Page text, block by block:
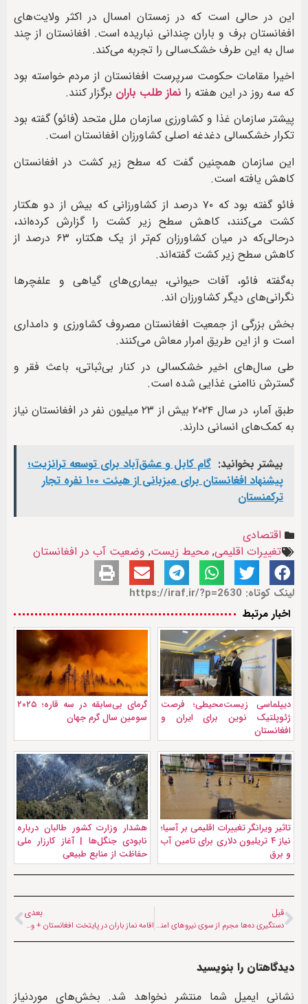
این در حالی است که در زمستان امسال در اکثر ولایت‌های
افغانستان برف و باران چندانی نباریده است. افغانستان از چند
سال به این طرف خشک‌سالی را تجربه می‌کند.
اخیرا مقامات حکومت سرپرست افغانستان از مردم خواسته بود
که سه روز در این هفته را نماز طلب‌ باران برگزار کنند.
پیشتر سازمان غذا و کشاورزی سازمان ملل متحد (فائو) گفته بود
تکرار خشکسالی دغدغه‌ اصلی کشاورزان افغانستان است.
این سازمان همچنین گفت که سطح زیر کشت در افغانستان
کاهش یافته است.
فائو گفته بود که ۷۰ درصد از کشاورزانی که بیش از دو هکتار
کشت می‌کنند، کاهش سطح زیر کشت را گزارش کرده‌اند،
درحالی‌که در میان کشاورزان کم‌تر از یک هکتار، ۶۳ درصد از
کاهش سطح زیر کشت گفته‌اند.
به‌گفته‌ فائو، آفات حیوانی، بیماری‌های گیاهی و علفچرها
نگرانی‌های دیگر کشاورزان اند.
بخش بزرگی از جمعیت افغانستان مصروف کشاورزی و دامداری
است و از این طریق امرار معاش می‌کنند.
طی سال‌های اخیر خشکسالی در کنار بی‌ثباتی، باعث فقر و
گسترش ناامنی غذایی شده است.
طبق آمار، در سال ۲۰۲۴ بیش از ۲۳ میلیون نفر در افغانستان نیاز
به کمک‌های انسانی دارند.
بیشتر بخوانید: گام کابل و عشق‌آباد برای توسعه ترانزیت؛
پیشنهاد افغانستان برای میزبانی از هیئت ۱۰۰ نفره تجار
ترکمنستان
اقتصادی
تغییرات اقلیمی, محیط زیست, وضعیت آب در افغانستان
لینک کوتاه: https://iraf.ir/?p=2630
اخبار مرتبط
دیپلماسی زیست‌محیطی؛ فرصت
ژئوپلتیک نوین برای ایران و
افغانستان
گرمای بی‌سابقه در سه قاره؛ ۲۰۲۵
سومین سال گرم جهان
تاثیر ویرانگر تغییرات اقلیمی بر آسیا؛
نیاز ۴ تریلیون‌ دلاری برای تامین آب
و برق
هشدار وزارت کشور طالبان درباره
نابودی جنگل‌ها | آغاز کارزار ملی
حفاظت از منابع طبیعی
قبل
دستگیری ده‌ها مجرم از سوی نیروهای امنیتی در هرات
بعدی
اقامه نماز باران در پایتخت افغانستان + ویدئو
دیدگاهتان را بنویسید
نشانی ایمیل شما منتشر نخواهد شد. بخش‌های موردنیاز